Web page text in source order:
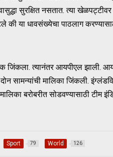
सुरक्षित नसतात. त्या
की या धावसंख्येचा पाठलाग
जिंकला. त्यानंतर आयपीएल झाली.
सामन्यांची मालिका जिंकली.
बरोबरीत सोडवण्यासाठी टीम
Sport 79 World 126